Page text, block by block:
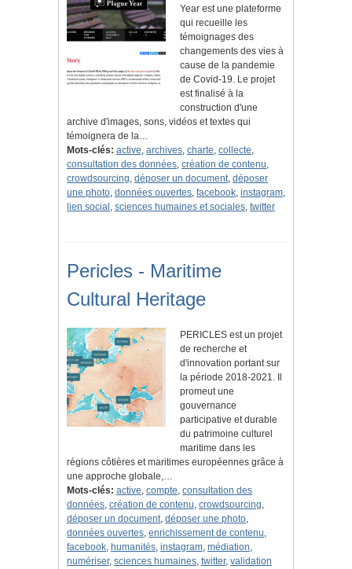
Year est une plateforme
qui recueille les
témoignages des
changements des vies à
cause de la pandemie
de Covid-19. Le projet
est finalisé à la
construction d'une
archive d'images, sons, vidéos et textes qui
témoignera de la…
Mots-clés: active, archives, charte, collecte,
consultation des données, création de contenu,
crowdsourcing, déposer un document, déposer
une photo, données ouvertes, facebook, instagram,
lien social , sciences humaines et sociales, twitter
Pericles - Maritime
Cultural Heritage
PERICLES est un projet
de recherche et
d'innovation portant sur
la période 2018-2021. Il
promeut une
gouvernance
participative et durable
du patrimoine culturel
maritime dans les
régions côtières et maritimes européennes grâce à
une approche globale,…
Mots-clés: active, compte, consultation des
données, création de contenu, crowdsourcing,
déposer un document, déposer une photo,
données ouvertes, enrichissement de contenu,
facebook, humanités, instagram, médiation,
numériser, sciences humaines, twitter, validation